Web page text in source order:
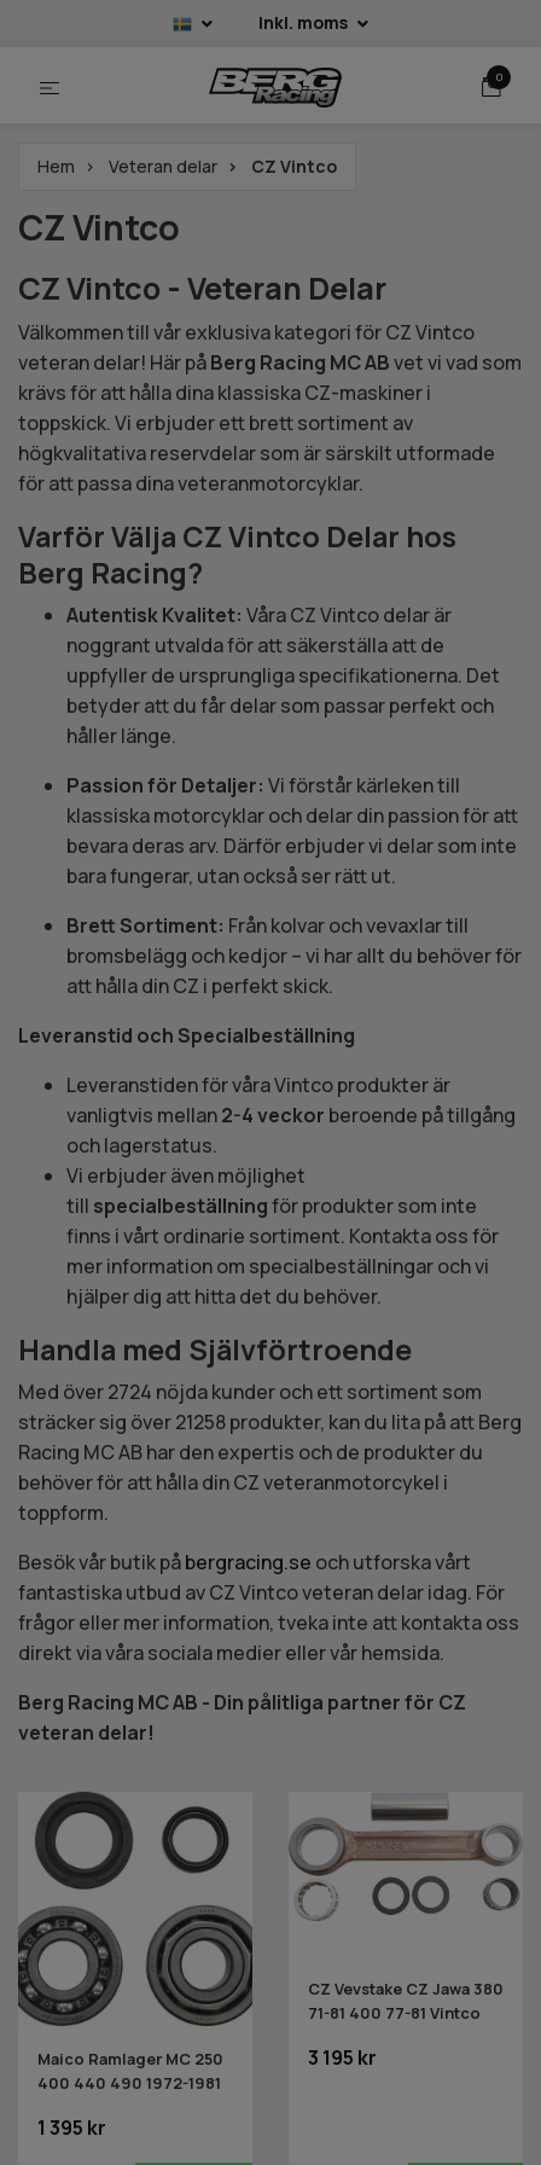
Inkl. moms
0
Hem Veteran delar CZ Vintco
CZ Vintco
CZ Vintco - Veteran Delar
Välkommen till vår exklusiva kategori för CZ Vintco
veteran delar! Här påBerg Racing MC ABvet vi vad som
krävs för att hålla dina klassiska CZ-maskiner i
toppskick. Vi erbjuder ett brett sortiment av
högkvalitativa reservdelar som är särskilt utformade
för att passa dina veteranmotorcyklar.
Varför Välja CZ Vintco Delar hos
Berg Racing?
Autentisk Kvalitet: Våra CZ Vintco delar är
noggrant utvalda för att säkerställa att de
uppfyller de ursprungliga specifikationerna. Det
betyder att du får delar som passar perfekt och
håller länge.
Passion för Detaljer: Vi förstår kärleken till
klassiska motorcyklar och delar din passion för att
bevara deras arv. Därför erbjuder vi delar som inte
bara fungerar, utan också ser rätt ut.
Brett Sortiment: Från kolvar och vevaxlar till
bromsbelägg och kedjor – vi har allt du behöver för
att hålla din CZ i perfekt skick.
Leveranstid och Specialbeställning
Leveranstiden för våra Vintco produkter är
vanligtvis mellan2-4 veckor beroende på tillgång
och lagerstatus.
Vi erbjuder även möjlighet
till specialbeställningför produkter som inte
finns i vårt ordinarie sortiment. Kontakta oss för
mer information om specialbeställningar och vi
hjälper dig att hitta det du behöver.
Handla med Självförtroende
Med över 2724 nöjda kunder och ett sortiment som
sträcker sig över 21258 produkter, kan du lita på att Berg
Racing MC AB har den expertis och de produkter du
behöver för att hålla din CZ veteranmotorcykel i
toppform.
Besök vår butik påbergracing.se och utforska vårt
fantastiska utbud av CZ Vintco veteran delar idag. För
frågor eller mer information, tveka inte att kontakta oss
direkt via våra sociala medier eller vår hemsida.
Berg Racing MC AB - Din pålitliga partner för CZ
veteran delar!
Maico Ramlager MC 250
400 440 490 1972-1981
1 395 kr
CZ Vevstake CZ Jawa 380
71-81 400 77-81 Vintco
3 195 kr